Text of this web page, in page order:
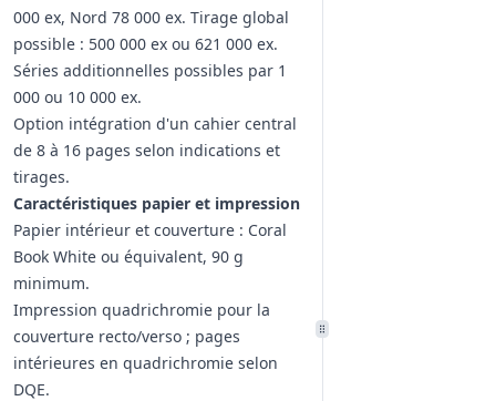
000 ex, Nord 78 000 ex. Tirage global
possible : 500 000 ex ou 621 000 ex.
Séries additionnelles possibles par 1
000 ou 10 000 ex.
Option intégration d'un cahier central
de 8 à 16 pages selon indications et
tirages.
Caractéristiques papier et impression
Papier intérieur et couverture : Coral
Book White ou équivalent, 90 g
minimum.
Impression quadrichromie pour la
couverture recto/verso ; pages
intérieures en quadrichromie selon
DQE.